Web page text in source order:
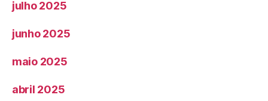
julho 2025
junho 2025
maio 2025
abril 2025